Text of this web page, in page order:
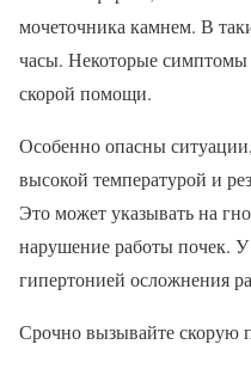
мочеточника камнем. В
часы. Некоторые симптомы
скорой помощи.
Особенно опасны ситуации,
высокой температурой и
Это может указывать на
нарушение работы почек.
гипертонией осложнения
Срочно вызывайте скорую